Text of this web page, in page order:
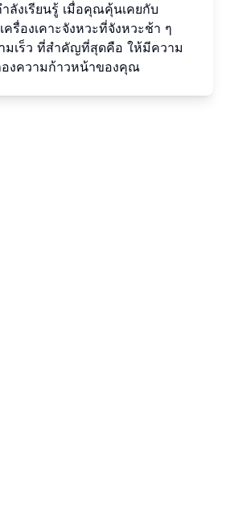
ลังเรียนรู้ เมื่อคุณคุ้นเคยกับ
รื่องเคาะจังหวะที่จังหวะช้า ๆ
มเร็ว ที่สำคัญที่สุดคือ ให้มีความ
งความก้าวหน้าของคุณ